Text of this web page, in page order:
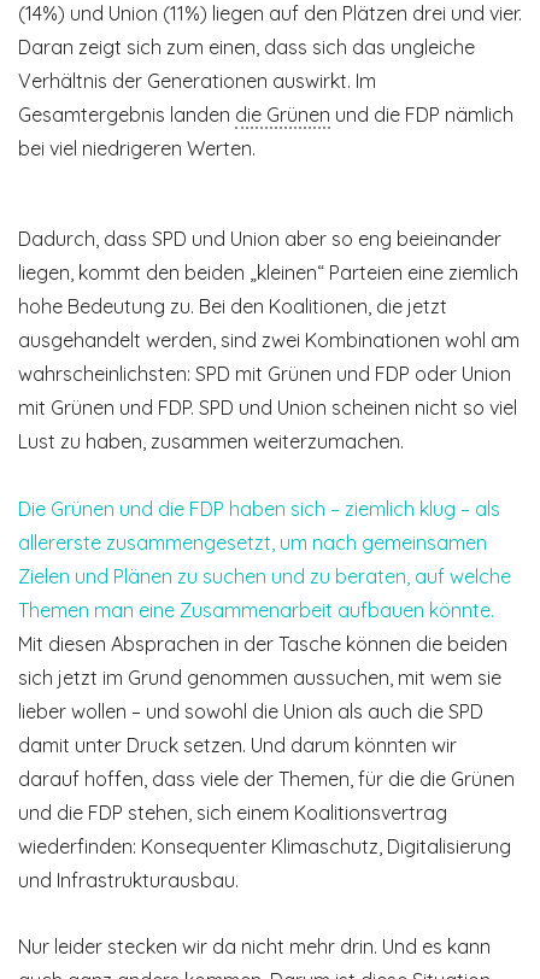
(14%) und Union (11%) liegen auf den Plätzen drei und vier.
Daran zeigt sich zum einen, dass sich das ungleiche
Verhältnis der Generationen auswirkt. Im
Gesamtergebnis landen die Grünen und die FDP nämlich
bei viel niedrigeren Werten.
Dadurch, dass SPD und Union aber so eng beieinander
liegen, kommt den beiden „kleinen“ Parteien eine ziemlich
hohe Bedeutung zu. Bei den Koalitionen, die jetzt
ausgehandelt werden, sind zwei Kombinationen wohl am
wahrscheinlichsten: SPD mit Grünen und FDP oder Union
mit Grünen und FDP. SPD und Union scheinen nicht so viel
Lust zu haben, zusammen weiterzumachen.
Die Grünen und die FDP haben sich – ziemlich klug – als
allererste zusammengesetzt, um nach gemeinsamen
Zielen und Plänen zu suchen und zu beraten, auf welche
Themen man eine Zusammenarbeit aufbauen könnte.
Mit diesen Absprachen in der Tasche können die beiden
sich jetzt im Grund genommen aussuchen, mit wem sie
lieber wollen – und sowohl die Union als auch die SPD
damit unter Druck setzen. Und darum könnten wir
darauf hoffen, dass viele der Themen, für die die Grünen
und die FDP stehen, sich einem Koalitionsvertrag
wiederfinden: Konsequenter Klimaschutz, Digitalisierung
und Infrastrukturausbau.
Nur leider stecken wir da nicht mehr drin. Und es kann